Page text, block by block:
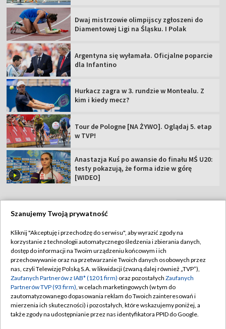
Dwaj mistrzowie olimpijscy zgłoszeni do
Diamentowej Ligi na Śląsku. I Polak
Argentyna się wyłamała. Oficjalne poparcie
dla Infantino
Hurkacz zagra w 3. rundzie w Montealu. Z
kim i kiedy mecz?
Tour de Pologne [NA ŻYWO]. Oglądaj 5. etap
w TVP!
Anastazja Kuś po awansie do finału MŚ U20:
testy pokazują, że forma idzie w górę
[WIDEO]
TVP
Abonament TVP
Sklep TVP
Biuro Reklamy
Oferta Handlowa
Telegazeta ogłoszenia
Regulamin TVP
Polityka prywatności
Moje zgody
Biuro reklamy
Kontakt
Szanujemy Twoją prywatność
Kliknij "Akceptuję i przechodzę do serwisu", aby wyrazić zgody na
korzystanie z technologii automatycznego śledzenia i zbierania danych,
dostęp do informacji na Twoim urządzeniu końcowym i ich
przechowywanie oraz na przetwarzanie Twoich danych osobowych przez
nas, czyli Telewizję Polską S.A. w likwidacji (zwaną dalej również „TVP”),
Zaufanych Partnerów z IAB* (1201 firm) oraz pozostałych Zaufanych
Partnerów TVP (93 firm), w celach marketingowych (w tym do
zautomatyzowanego dopasowania reklam do Twoich zainteresowań i
mierzenia ich skuteczności) i pozostałych, które wskazujemy poniżej, a
także zgody na udostępnianie przez nas identyfikatora PPID do Google.